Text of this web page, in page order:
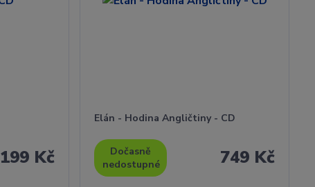
199 Kč
Elán - Hodina Angličtiny - CD
749 Kč
Dočasně
nedostupné